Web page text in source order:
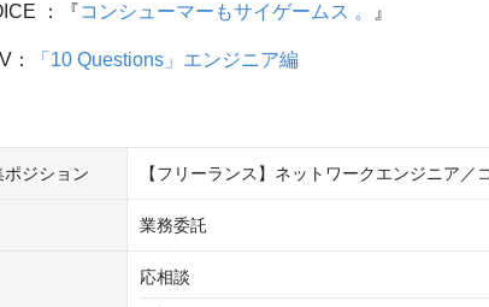
：『コンシューマーもサイゲームス 。 』
： 「10 Questions」エンジニア編
ジション 【フリーランス】ネットワークエンジニア／
業務委託
応相談